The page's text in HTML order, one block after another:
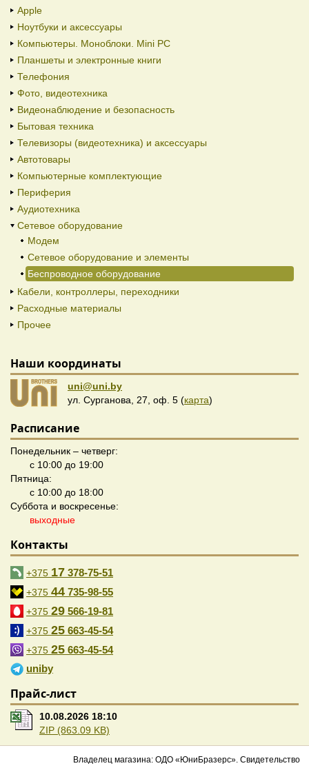
Apple
Ноутбуки и аксессуары
Компьютеры. Моноблоки. Mini PC
Планшеты и электронные книги
Телефония
Фото, видеотехника
Видеонаблюдение и безопасность
Бытовая техника
Телевизоры (видеотехника) и аксессуары
Автотовары
Компьютерные комплектующие
Периферия
Аудиотехника
Сетевое оборудование
Модем
Сетевое оборудование и элементы
Беспроводное оборудование
Кабели, контроллеры, переходники
Расходные материалы
Прочее
Наши координаты
uni@uni.by
ул. Сурганова, 27, оф. 5 (карта)
Расписание
Понедельник – четверг:
с 10:00 до 19:00
Пятница:
с 10:00 до 18:00
Суббота и воскресенье:
выходные
Контакты
+375 17 378-75-51
+375 44 735-98-55
+375 29 566-19-81
+375 25 663-45-54
+375 25 663-45-54
uniby
Прайс-лист
10.08.2026 18:10
ZIP (863.09 KB)
Владелец магазина: ОДО «ЮниБразерс». Свидетельство